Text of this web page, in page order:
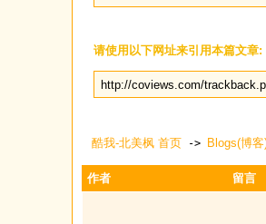
请使用以下网址来引用本篇文章:
http://coviews.com/
酷我-北美枫 首页 -> Blogs(博客
作者 留言